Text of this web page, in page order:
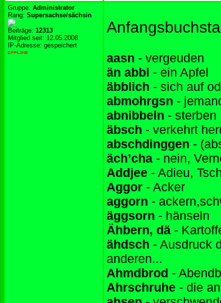
Gruppe: Administrator
Rang: Supersachse/sächsin
Beiträge: 12313
Mitglied seit: 12.05.2008
IP-Adresse: gespeichert
aasn - vergeuden
än abbl - ein Apfel
äbblich - sich auf
abmohrgsn -
abnibbeln - sterben
äbsch - verkehrt
abschdinggen -
äch’cha - nein,
Addjee - Adieu,
Aggor - Acker
aggorn -
äggsorn - hänseln
Ähbern, dä -
ähdsch - Ausdruck
anderen...
Ahmdbrod -
Ahrschruhe - die